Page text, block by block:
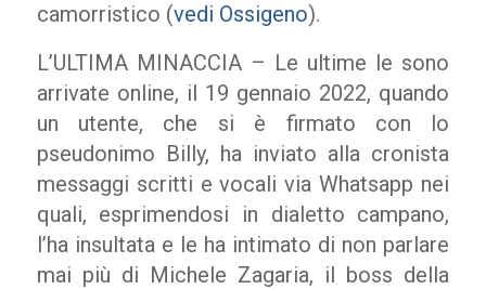
camorristico (vedi Ossigeno).
L’ULTIMA MINACCIA – Le ultime le sono
arrivate online, il 19 gennaio 2022, quando
un utente, che si è firmato con lo
pseudonimo Billy, ha inviato alla cronista
messaggi scritti e vocali via Whatsapp nei
quali, esprimendosi in dialetto campano,
l’ha insultata e le ha intimato di non parlare
mai più di Michele Zagaria, il boss della